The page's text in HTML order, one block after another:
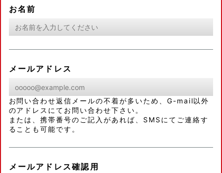
お名前
メールアドレス
お問い合わせ返信メールの不着が多いため、G-mail以外
のアドレスにてお問い合わせ下さい。
または、携帯番号のご記入があれば、SMSにてご連絡す
ることも可能です。
メールアドレス確認用